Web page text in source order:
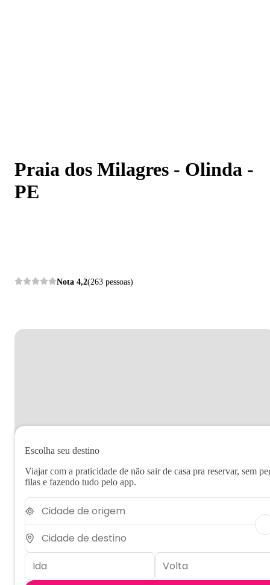
Praia dos Milagres - Olinda -
PE
Nota 4,2(263 pessoas)
Escolha seu destino
Viajar com a praticidade de não sair de casa pra reservar, sem
filas e fazendo tudo pelo app.